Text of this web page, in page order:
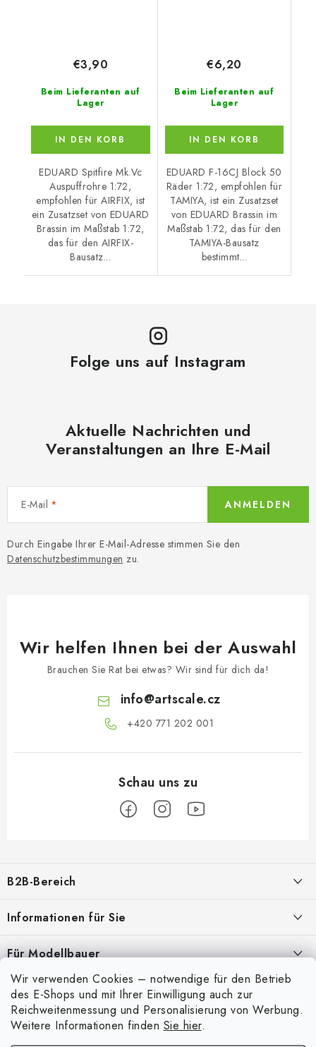
Wir verwenden Cookies – notwendige für den Betrieb
des E-Shops und mit Ihrer Einwilligung auch zur
Reichweitenmessung und Personalisierung von Werbung.
Weitere Informationen finden Sie hier.
Beim Lieferanten auf
Lager
€3,90
IN DEN KORB
EDUARD Spitfire Mk.Vc
Auspuffrohre 1:72,
empfohlen für AIRFIX, ist
ein Zusatzset von EDUARD
Brassin im Maßstab 1:72,
das für den AIRFIX-
Bausatz...
Beim Lieferanten auf
Lager
€6,20
IN DEN KORB
EDUARD F-16CJ Block 50
Räder 1:72, empfohlen für
TAMIYA, ist ein Zusatzset
von EDUARD Brassin im
Maßstab 1:72, das für den
TAMIYA-Bausatz
bestimmt...
Folge uns auf Instagram
Aktuelle Nachrichten und
Veranstaltungen an Ihre E-Mail
E-Mail
Durch Eingabe Ihrer E-Mail-Adresse stimmen Sie den
Datenschutzbestimmungen zu.
ANMELDEN
Wir helfen Ihnen bei der Auswahl
Brauchen Sie Rat bei etwas? Wir sind für dich da!
info@artscale.cz
+420 771 202 001​
ß
z
e
i
l
B2B-Bereich
Geschäftspartner, die Bereitstellung geeigneter Dienstleistungen und
ANMELDUNG
Informationen für Sie
Über uns
Meine Bestellung
Kontakte
Versand und Bezahlung
Für Modellbauer
Modellfarben-Umrechner
Art Scale Modellbau-Glossar
Mein Konto
Anmelden
Registrierung